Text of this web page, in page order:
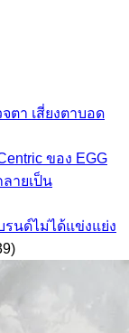
ตา เสี่ยงตาบอด
ของ EGG
ลายเป็น
รนด์ไม่ได้แข่งแย่ง